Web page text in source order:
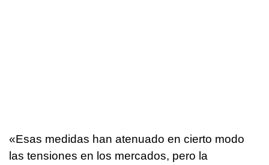
«Esas medidas han atenuado en cierto modo
las tensiones en los mercados, pero la